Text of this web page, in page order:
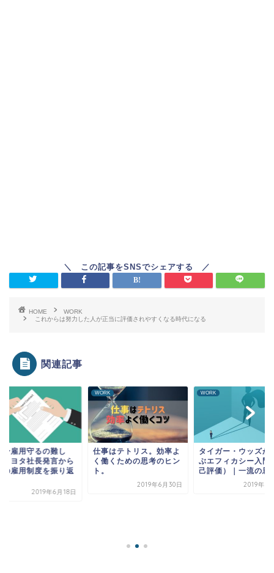
HOME
WORK
これからは努力した人が正当に評価されやすくなる時代になる
関連記事
身雇用守るの難し
トヨタ社長発言から
の雇用制度を振り返
2019年6月18日
WORK
仕事はテトリス。効率よ
く働くための思考のヒン
ト。
2019年6月30日
WORK
タイガー・ウッズか
ぶエフィカシー入門
己評価）｜一流の思
2019年7